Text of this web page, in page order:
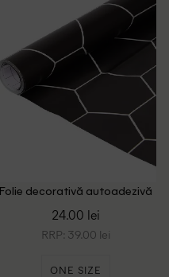
Folie decorativă autoadezivă
24.00 lei
RRP: 39.00 lei
ONE SIZE